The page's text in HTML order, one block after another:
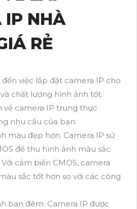
IP NHÀ
RẺ
việc lắp đặt camera IP cho
chất lượng hình ảnh tốt.
về camera IP trung thực
nhu cầu của bạn:
màu đẹp hơn: Camera IP sử
để thu hình ảnh màu sắc
cảm biến CMOS, camera
sắc tốt hơn so với các công
ban đêm: Camera IP được